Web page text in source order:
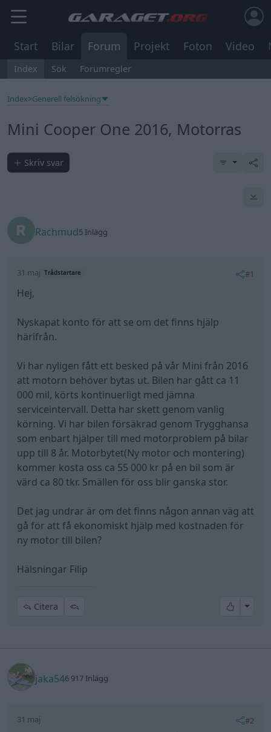
Start Bilar Forum Projekt Foton Video
Index Sök Forumregler
Index>Generell felsökning
Mini Cooper One 2016, Motorras
Skriv svar
Rachmud5 Inlägg
31 maj Trådstartare #1
Hej,
Nyskapat konto för att se om det finns hjälp
härifrån.
Vi har nyligen fått ett besked på vår Mini från 2016
att motorn behöver bytas ut. Bilen har gått ca 11
000 mil, körts kontinuerligt med jämna
serviceintervall. Detta har skett genom vanlig
körning. Vi har bilen försäkrad genom Trygghansa
som enbart hjälper till med motorproblem på bilar
upp till 8 år. Motorbytet(Ny motor och montering)
kommer kosta oss ca 55 000 kr på en bil som är
värd ca 80 tkr. Smällen för oss blir ganska stor.
Det jag undrar är om det finns någon annan väg att
gå för att få ekonomiskt hjälp med kostnaden för
ny motor till bilen?
Hälsningar Filip
Citera All
jaka546 917 Inlägg
31 maj #2